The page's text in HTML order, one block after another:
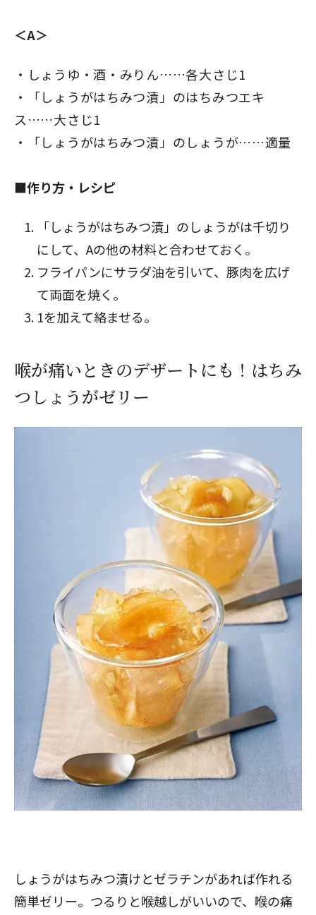
＜A＞
しょうゆ・酒・みりん……各大さじ1
「しょうがはちみつ漬」のはちみつエキ
ス……大さじ1
「しょうがはちみつ漬」のしょうが……適量
■作り方・レシピ
「しょうがはちみつ漬」のしょうがは千切り
にして、Aの他の材料と合わせておく。
フライパンにサラダ油を引いて、豚肉を広げ
て両面を焼く。
1を加えて絡ませる。
喉が痛いときのデザートにも！はちみ
つしょうがゼリー
しょうがはちみつ漬けとゼラチンがあれば作れる
簡単ゼリー。つるりと喉越しがいいので、喉の痛